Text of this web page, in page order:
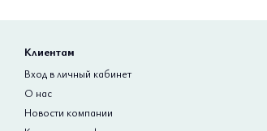
Клиентам
Вход в личный кабинет
О нас
Новости компании